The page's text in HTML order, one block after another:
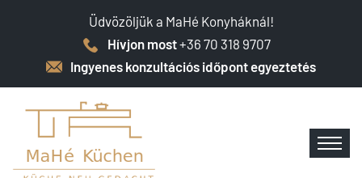
Üdvözöljük a MaHé Konyháknál!
Hívjon most+36 70 318 9707
Ingyenes konzultációs időpont egyeztetés